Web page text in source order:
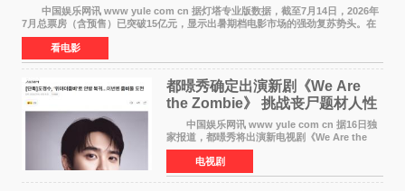
中国娱乐网讯 www yule com cn 据灯塔专业版数据，截至7月14日，2026年
7月总票房（含预售）已突破15亿元，显示出暑期档电影市场的强劲复苏势头。在
众多上映影片中，《功夫女足》《小黄人与大
看电影
都暻秀确定出演新剧《We Are
the Zombie》 挑战丧尸题材人性
喜剧
中国娱乐网讯 www yule com cn 据16日独
家报道，都暻秀将出演新电视剧《We Are the
Zombie》，在剧中饰演主演金仁钟一角，挑战与
以往丧尸题材截然不同的人性喜剧。 新剧
《We Are t
电视剧